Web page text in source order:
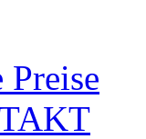
Preise